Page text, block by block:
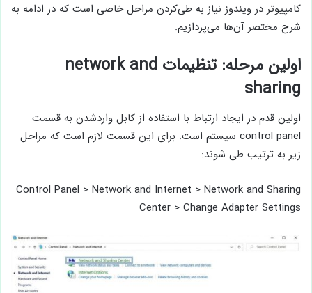
کامپیوتر در ویندوز نیاز به طی‌کردن مراحل خاصی است که در ادامه به
شرح مختصر آن‌ها می‌پردازیم.
اولین مرحله: تنظیمات network and
sharing
اولین قدم در ایجاد ارتباط با استفاده از کابل واردشدن به قسمت
control panel سیستم است. برای این قسمت لازم است که مراحل
زیر به ترتیب طی شوند:
Control Panel > Network and Internet > Network and Sharing
Center > Change Adapter Settings